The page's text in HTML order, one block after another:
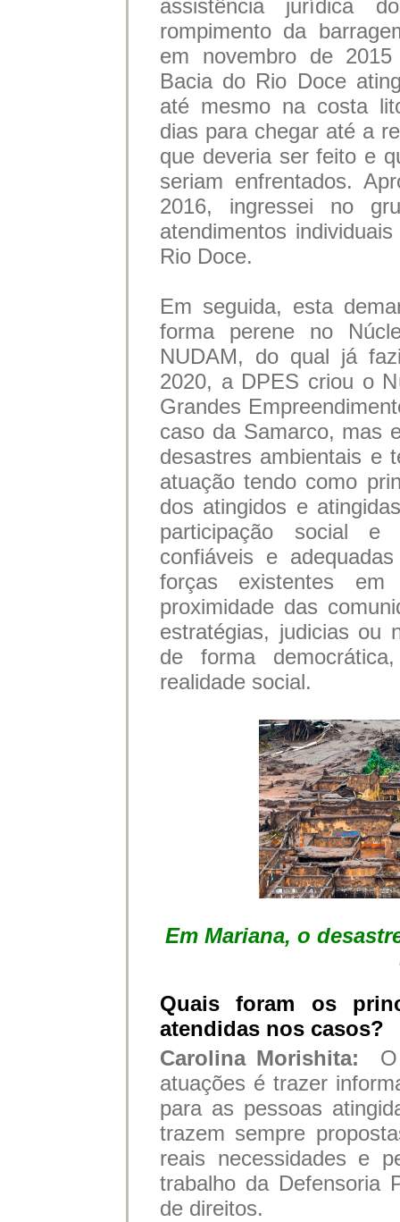
assistência jurídica
rompimento da
em novembro de
Bacia do Rio Doce
até mesmo na costa
dias para chegar até a
que deveria ser feito e
seriam enfrentados.
2016, ingressei no
atendimentos
Rio Doce.
Em seguida, esta
forma perene no
NUDAM, do qual já
2020, a DPES criou o
Grandes
caso da Samarco, mas
desastres ambientais e
atuação tendo como
dos atingidos e
participação social e
confiáveis e
forças existentes
proximidade das
estratégias, judicias ou
de forma
realidade social.
Em Mariana, o
Quais foram os
atendidas nos casos?
Carolina Morishita:
atuações é trazer
para as pessoas
trazem sempre
reais necessidades e
trabalho da Defensoria
de direitos.